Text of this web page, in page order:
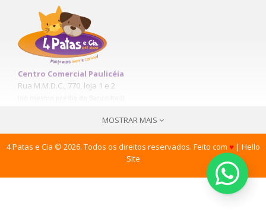
Centro Comercial Paulicéia
Rua M.M.D.C., 770, loja 1 e 2
(11) 9 6164-0027
(11) 9 1602-0027
MOSTRAR MAIS
4 Patas e Cia © 2026. Todos os direitos reservados. Feito com ♥ | Hello
Site